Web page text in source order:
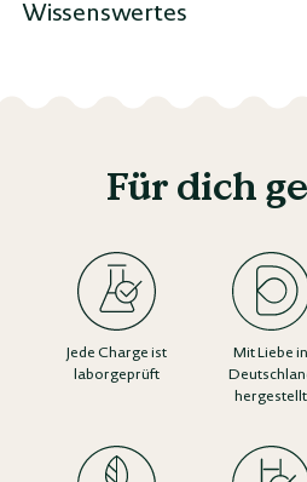
Wissenswertes
Für dich
Jede Charge ist
laborgeprüft
Mit Liebe in
hergestellt